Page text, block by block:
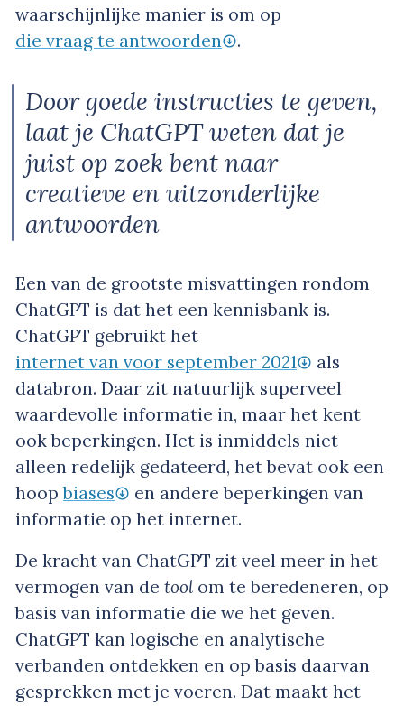
waarschijnlijke manier is om op
die vraag te antwoorden
.
Door goede instructies te geven,
laat je ChatGPT weten dat je
juist op zoek bent naar
creatieve en uitzonderlijke
antwoorden
Een van de grootste misvattingen rondom
ChatGPT is dat het een kennisbank is.
ChatGPT gebruikt het
internet van voor september 2021
als
databron. Daar zit natuurlijk superveel
waardevolle informatie in, maar het kent
ook beperkingen. Het is inmiddels niet
alleen redelijk gedateerd, het bevat ook een
hoopbiases
en andere beperkingen van
informatie op het internet.
De kracht van ChatGPT zit veel meer in het
vermogen van de tool om te beredeneren, op
basis van informatie die we het geven.
ChatGPT kan logische en analytische
verbanden ontdekken en op basis daarvan
gesprekken met je voeren. Dat maakt het